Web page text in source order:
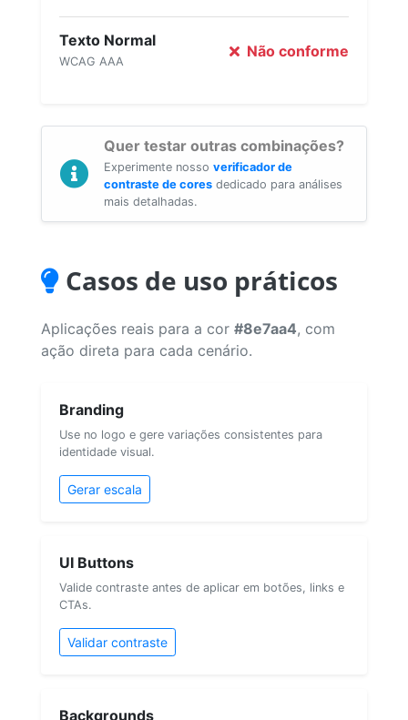
Texto Normal
WCAG AAA
Não conforme
Quer testar outras combinações?
Experimente nosso verificador de
contraste de cores dedicado para análises
mais detalhadas.
Casos de uso práticos
Aplicações reais para a cor #8e7aa4, com
ação direta para cada cenário.
Branding
Use no logo e gere variações consistentes para
identidade visual.
Gerar escala
UI Buttons
Valide contraste antes de aplicar em botões, links e
CTAs.
Validar contraste
Backgrounds